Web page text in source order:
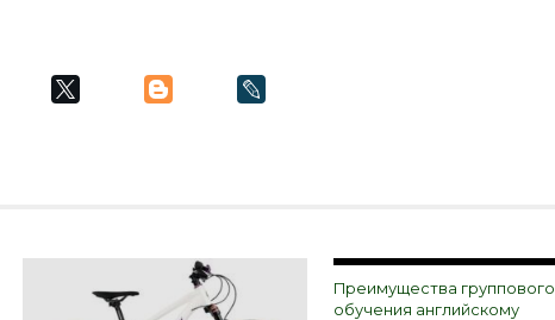
Преимущества группового
обучения английскому